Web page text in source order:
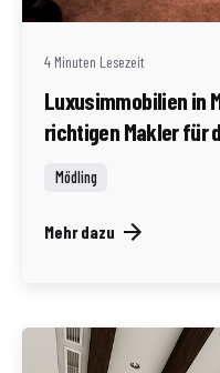
4 Minuten Lesezeit
Luxusimmobilien in
richtigen Makler für
Mödling
Mehr dazu